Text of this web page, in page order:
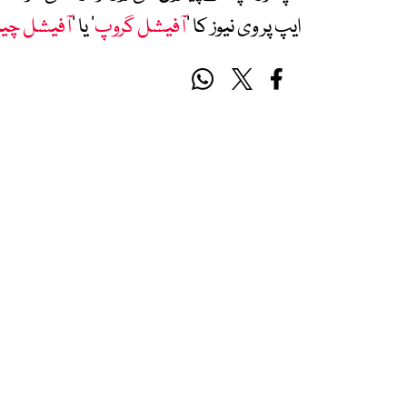
ایپ پر وی نیوز کا ’آفیشل گروپ‘ یا ’آفیشل